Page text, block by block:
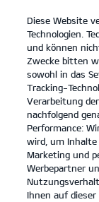
open
menu
Kia PBV
... KIA
Diese Website
Technologien.
und können
Zwecke bitten
sowohl in das
Tracking-
Verarbeitung
nachfolgend
Performance:
wird, um Inhalte
Marketing und
Werbepartner
Ihnen auf